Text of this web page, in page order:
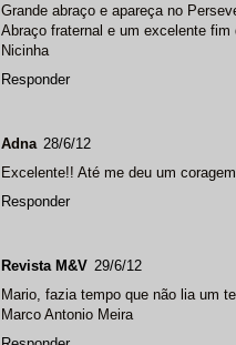
Grande abraço e apareça no
Abraço fraternal e um excelente fim
Nicinha
Responder
Adna 28/6/12
Excelente!! Até me deu um
Responder
Revista M&V 29/6/12
Mario, fazia tempo que não lia um
Marco Antonio Meira